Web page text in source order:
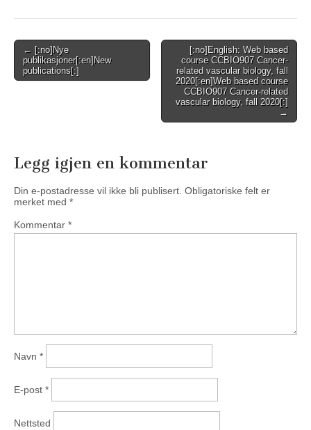
Post
navigation
← [:no]Nye
publikasjoner[:en]New
publications[:]
[:no]English: Web based
course CCBIO907 Cancer-
related vascular biology, fall
2020[:en]Web based course
CCBIO907 Cancer-related
vascular biology, fall 2020[:]
→
Legg igjen en kommentar
Din e-postadresse vil ikke bli publisert. Obligatoriske felt er
merket med *
Kommentar *
Navn *
E-post *
Nettsted